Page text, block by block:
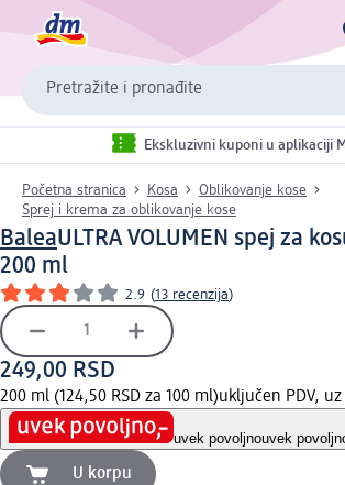
Pretražite i pronađite
Ekskluzivni kuponi u aplikaciji
Početna stranica Kosa
Oblikovanje kose
Sprej i krema za oblikovanje kose
BaleaULTRA VOLUMEN spej za
200 ml
2.9 (13 recenzija)
249,00 RSD
200 ml (124,50 RSD za 100 ml)uključen PDV, uz
uvek povoljnouvek
U korpu